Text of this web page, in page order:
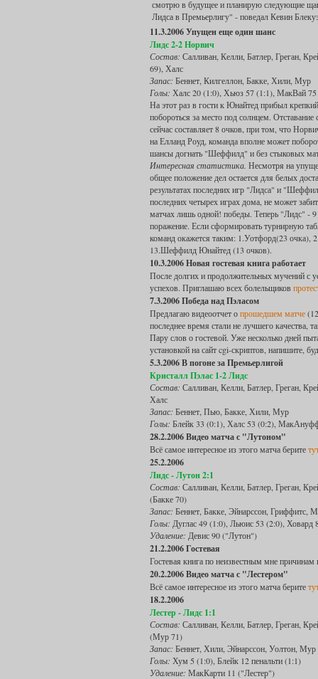
смотрю в будущее и планирую следующие
Лидса в Премьерлигу" - поведал Кевин
11.3.2006 Упущен еще один шанс
Лидс 2-2 Норвич
Состав: Салливан, Келли, Батлер, Греган,
69), Халс
Запас: Беннет, Килгеллон, Бакке, Хили, Мур
Голы: Халс 20 (1:0), Хьюз 57 (1:1), МакВай
На этот раз в гости к Юнайтед прибыл
побороться за место под солнцем.
сейчас составляет 8 очков, при том, что
на Елланд Роуд, команда вполне может
шансы догнать "Шеффилд" и без стыковых
Интересная статистика. Несмотря на
общее положение дел остается для белых
результатах последних игр "Лидса" и
последних четырех играх дома, не может
матчах лишь одной! победы. Теперь "Лидс" -
поражение. Если сформировать турнирную
команд окажется таким: 1.Уотфорд(23 очка),
13.Шеффилд Юнайтед (13 очков).
10.3.2006 Новая гостевая книга работает
После долгих и продолжительных мучений с
успехов. Приглашаю всех болельщиков
7.3.2006 Победа над Пэласом
Предлагаю видеоотчет опрошедшем матче
последнее время стали не лучшего качества,
Пару слов о гостевой. Уже несколько дней
установкой на сайт cgi-скриптов, напишите,
5.3.2006 В погоне за Премьерлигой
Кристалл Пэлас 1-2 Лидс
Состав: Салливан, Келли, Батлер, Греган,
Халс
Запас: Беннет, Пью, Бакке, Хили, Мур
Голы: Блейк 33 (0:1), Халс 53 (0:2),
28.2.2006 Видео матча с "Лутоном"
Всё самое интересное из этого матча берите
25.2.2006
Лидс - Лутон 2:1
Состав: Салливан, Келли, Батлер, Греган,
(Бакке 70)
Запас: Беннет, Бакке, Эйнарссон, Гриффитс,
Голы: Дуглас 49 (1:0), Льюис 53 (2:0), Ховард
Удаление: Девис 90 ("Лутон")
21.2.2006 Гостевая
Гостевая книга по неизвестным мне
20.2.2006 Видео матча с "Лестером"
Всё самое интересное из этого матча берите
18.2.2006
Лестер - Лидс 1:1
Состав: Салливан, Келли, Батлер, Греган,
(Мур 71)
Запас: Беннет, Хили, Эйнарссон, Уолтон, Мур
Голы: Хум 5 (1:0), Блейк 12 пенальти (1:1)
Удаление: МакКарти 11 ("Лестер")